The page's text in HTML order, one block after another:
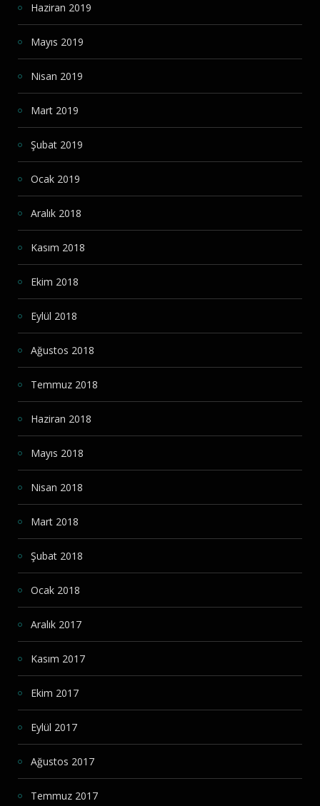
Haziran 2019
Mayıs 2019
Nisan 2019
Mart 2019
Şubat 2019
Ocak 2019
Aralık 2018
Kasım 2018
Ekim 2018
Eylül 2018
Ağustos 2018
Temmuz 2018
Haziran 2018
Mayıs 2018
Nisan 2018
Mart 2018
Şubat 2018
Ocak 2018
Aralık 2017
Kasım 2017
Ekim 2017
Eylül 2017
Ağustos 2017
Temmuz 2017